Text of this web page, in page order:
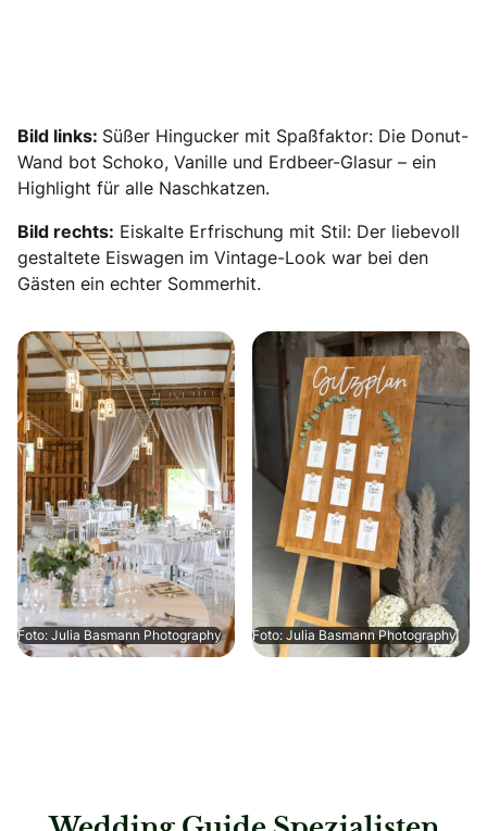
Bild links: Süßer Hingucker mit Spaßfaktor: Die Donut-
Wand bot Schoko, Vanille und Erdbeer-Glasur – ein
Highlight für alle Naschkatzen.
Bild rechts: Eiskalte Erfrischung mit Stil: Der liebevoll
gestaltete Eiswagen im Vintage-Look war bei den
Gästen ein echter Sommerhit.
Foto: Julia Basmann Photography Foto: Julia Basmann Photography